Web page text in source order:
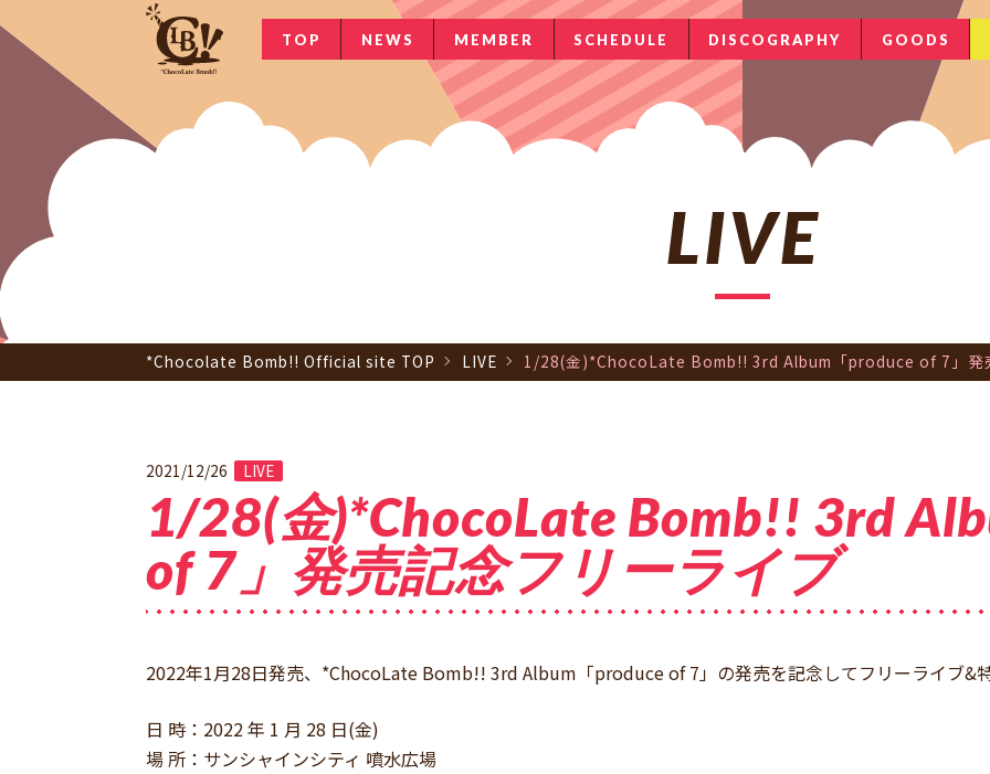
TOP NEWS MEMBER SCHEDULE DISCOGRAPHY GOODS
LIVE
*Chocolate Bomb!! Official site TOP LIVE 1/28(金)*ChocoLate Bomb!! 3rd Album「produce of 7」発
2021/12/26 LIVE
1/28(金)*ChocoLate Bomb!! 3rd
of 7」発売記念フリーライブ
2022年1月28日発売、*ChocoLate Bomb!! 3rd Album「produce of 7」の発売を記念してフリーライブ&
日 時：2022 年 1 月 28 日(金)
場 所：サンシャインシティ 噴水広場